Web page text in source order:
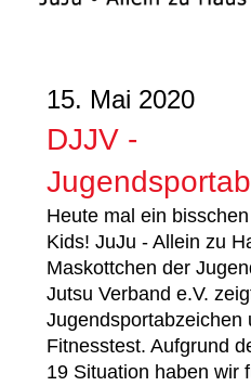
15. Mai 2020
DJJV -
Heute mal ein
Kids! JuJu - Allein zu
Maskottchen der
Jutsu Verband e.V.
Jugendsportabzeichen
Fitnesstest. Aufgrund
19 Situation haben wir